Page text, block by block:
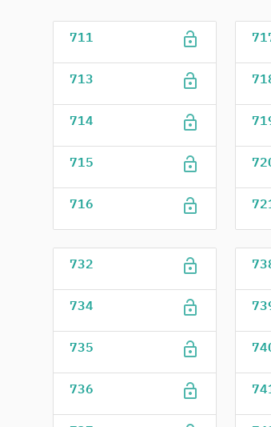
711 lock_open
713 lock_open
714 lock_open
715 lock_open
716 lock_open
732 lock_open
734 lock_open
735 lock_open
736 lock_open